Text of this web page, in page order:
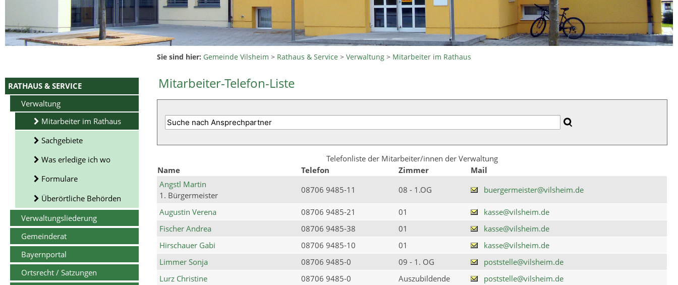
RATHAUS & SERVICE
Verwaltung
Mitarbeiter im Rathaus
Sachgebiete
Was erledige ich wo
Formulare
Überörtliche Behörden
Verwaltungsliederung
Gemeinderat
Bayernportal
Ortsrecht / Satzungen
Sie sind hier: Gemeinde Vilsheim > Rathaus & Service >Verwaltung > Mitarbeiter im Rathaus
Mitarbeiter-Telefon-Liste
Telefonliste der Mitarbeiter/innen der Verwaltung
Name
Telefon Zimmer
Mail
Angstl Martin
1. Bürgermeister
08706 9485-11 08 - 1.OG buergermeister@vilsheim.de
Augustin Verena 08706 9485-21 01
kasse@vilsheim.de
Fischer Andrea
08706 9485-38 01
kasse@vilsheim.de
Hirschauer Gabi
08706 9485-10 01
kasse@vilsheim.de
Limmer Sonja
08706 9485-0 09 - 1. OG
poststelle@vilsheim.de
Lurz Christine
08706 9485-0 Auszubildende
poststelle@vilsheim.de